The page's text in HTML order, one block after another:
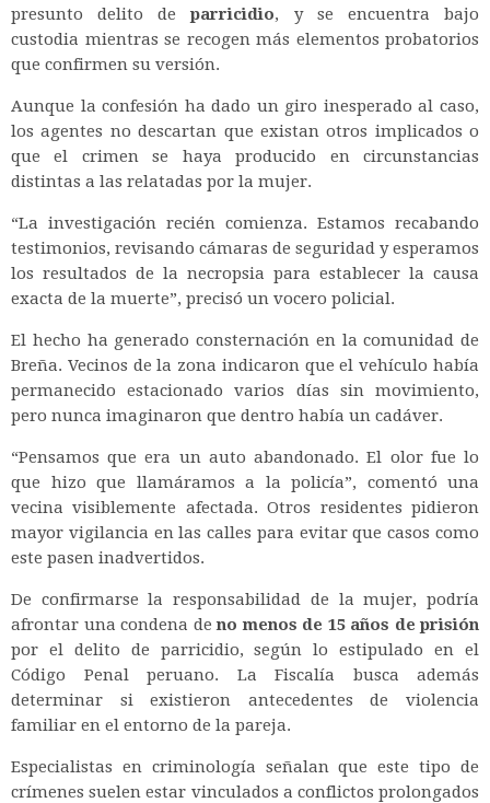
presunto delito deparricidio, y se encuentra bajo
custodia mientras se recogen más elementos probatorios
que confirmen su versión.
Aunque la confesión ha dado un giro inesperado al caso,
los agentes no descartan que existan otros implicados o
que el crimen se haya producido en circunstancias
distintas a las relatadas por la mujer.
“La investigación recién comienza. Estamos recabando
testimonios, revisando cámaras de seguridad y esperamos
los resultados de la necropsia para establecer la causa
exacta de la muerte”, precisó un vocero policial.
El hecho ha generado consternación en la comunidad de
Breña. Vecinos de la zona indicaron que el vehículo había
permanecido estacionado varios días sin movimiento,
pero nunca imaginaron que dentro había un cadáver.
“Pensamos que era un auto abandonado. El olor fue lo
que hizo que llamáramos a la policía”, comentó una
vecina visiblemente afectada. Otros residentes pidieron
mayor vigilancia en las calles para evitar que casos como
este pasen inadvertidos.
De confirmarse la responsabilidad de la mujer, podría
afrontar una condena deno menos de 15 años de prisión
por el delito de parricidio, según lo estipulado en el
Código Penal peruano. La Fiscalía busca además
determinar si existieron antecedentes de violencia
familiar en el entorno de la pareja.
Especialistas en criminología señalan que este tipo de
crímenes suelen estar vinculados a conflictos prolongados